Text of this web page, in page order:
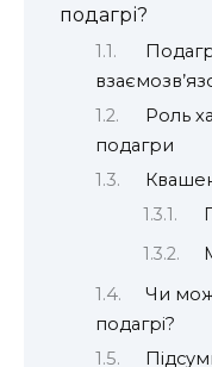
подагрі?
Роль
подагри
Чи
подагрі?